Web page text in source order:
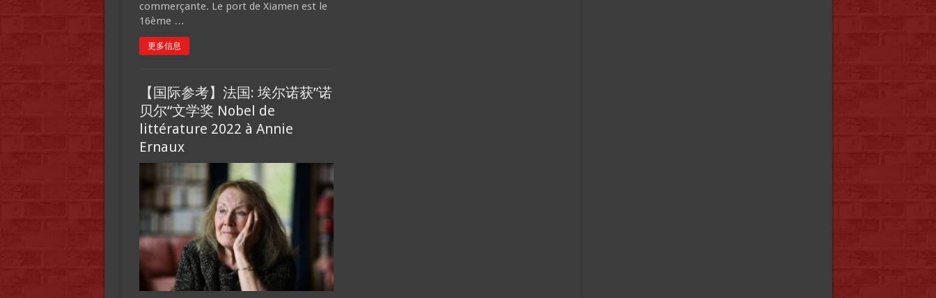
commerçante. Le port de Xiamen est le
16ème …
更多信息
【国际参考】法国: 埃尔诺获”诺
贝尔“文学奖 Nobel de
littérature 2022 à Annie
Ernaux